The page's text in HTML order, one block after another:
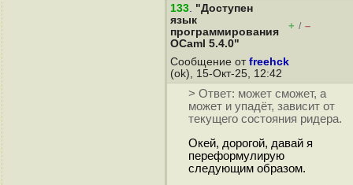
133. "Доступен
язык
программирования
OCaml 5.4.0"
+ / –
Сообщение от freehck
(ok), 15-Окт-25, 12:42
> Ответ: может сможет, а
может и упадёт, зависит от
текущего состояния ридера.
Окей, дорогой, давай я
переформулирую
следующим образом.